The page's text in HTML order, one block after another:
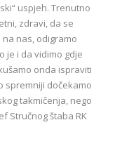
uspjeh. Trenutno
zdravi, da se
nas, odigramo
je i da vidimo gdje
onda ispraviti
spremniji dočekamo
takmičenja, nego
Stručnog štaba RK